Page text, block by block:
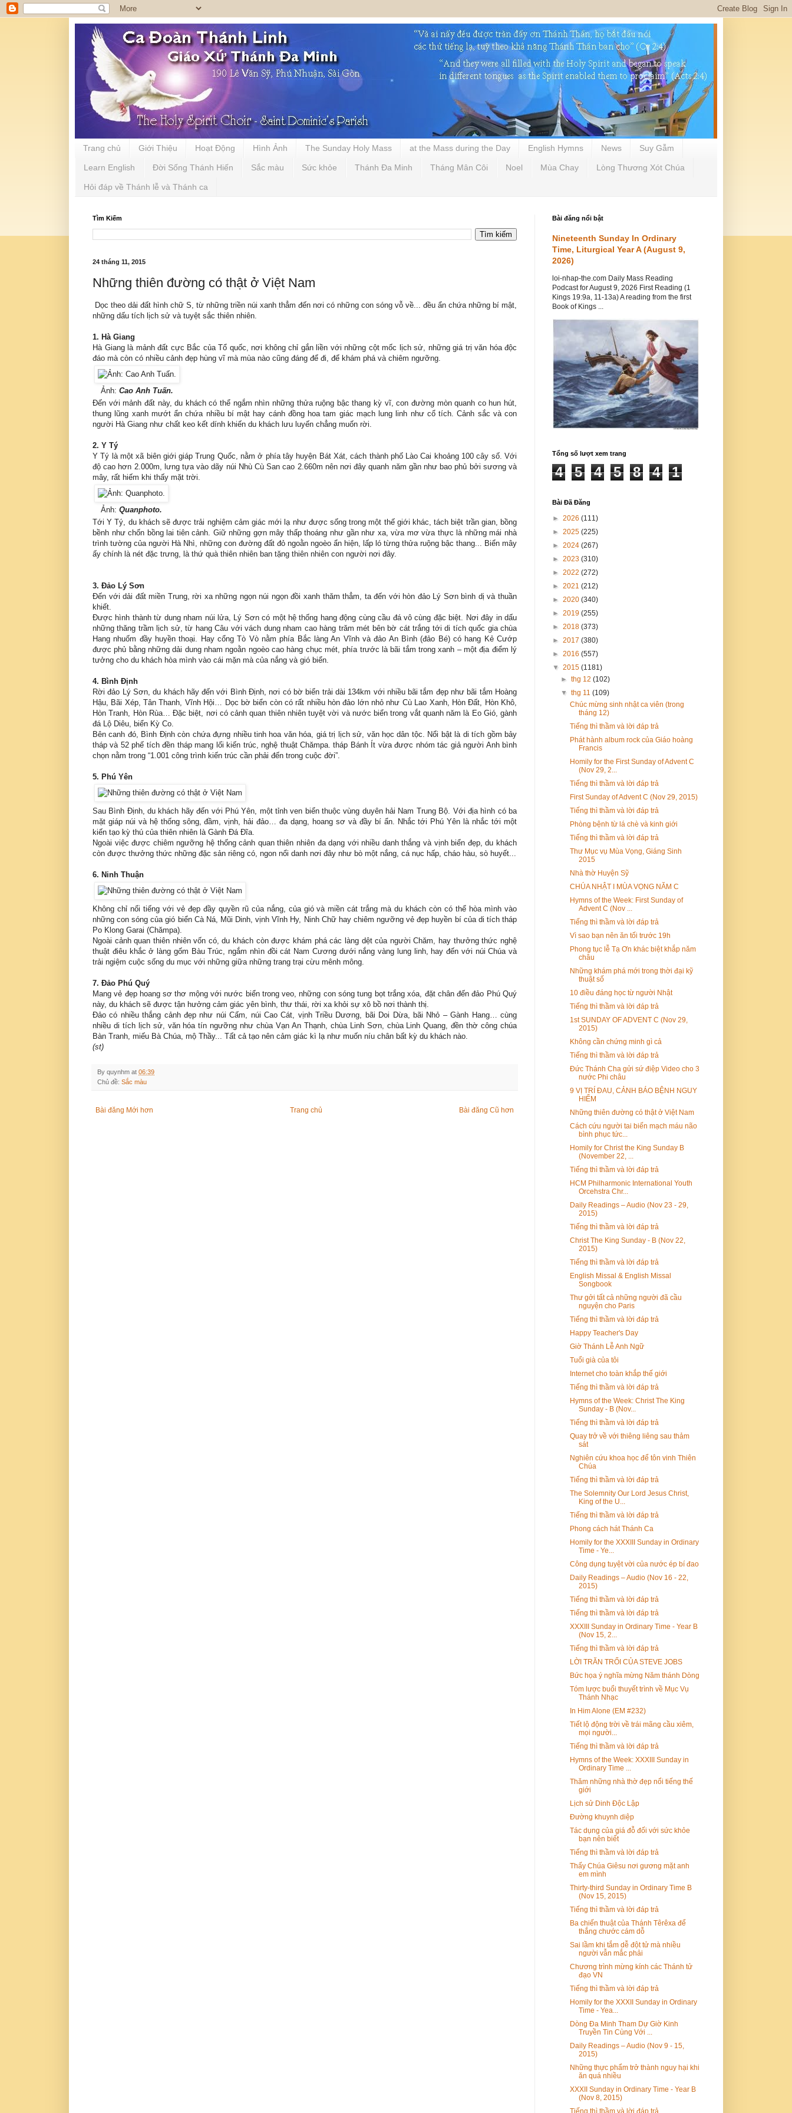
Trang chủ Giới Thiệu Hoạt Động Hình Ảnh The Sunday Holy Mass at the Mass during the Day English Hymns News Suy Gẫm
Learn English Đời Sống Thánh Hiến Sắc màu Sức khỏe Thánh Đa Minh Tháng Mân Côi Noel Mùa Chay Lòng Thương Xót Chúa
Hỏi đáp về Thánh lễ và Thánh ca
Tìm Kiếm
24 tháng 11, 2015
Những thiên đường có thật ở Việt Nam
Dọc theo dải đất hình chữ S, từ những triền núi xanh thẳm đến nơi có những con sóng vỗ về... đều ẩn chứa những bí mật,
những dấu tích lịch sử và tuyệt sắc thiên nhiên.
1. Hà Giang
Hà Giang là mảnh đất cực Bắc của Tổ quốc, nơi không chỉ gắn liền với những cột mốc lịch sử, những giá trị văn hóa độc
đáo mà còn có nhiều cảnh đẹp hùng vĩ mà mùa nào cũng đáng để đi, để khám phá và chiêm ngưỡng.
Ảnh: Cao Anh Tuấn.
Đến với mảnh đất này, du khách có thể ngắm nhìn những thửa ruộng bậc thang kỳ vĩ, con đường mòn quanh co hun hút,
thung lũng xanh mướt ẩn chứa nhiều bí mật hay cánh đồng hoa tam giác mạch lung linh như cổ tích. Cảnh sắc và con
người Hà Giang như chất keo kết dính khiến du khách lưu luyến chẳng muốn rời.
2. Y Tý
Y Tý là một xã biên giới giáp Trung Quốc, nằm ở phía tây huyện Bát Xát, cách thành phố Lào Cai khoảng 100 cây số. Với
độ cao hơn 2.000m, lưng tựa vào dãy núi Nhù Cù San cao 2.660m nên nơi đây quanh năm gần như bao phủ bởi sương và
mây, rất hiếm khi thấy mặt trời.
Ảnh: Quanphoto.
Tới Y Tý, du khách sẽ được trải nghiệm cảm giác mới lạ như được sống trong một thế giới khác, tách biệt trần gian, bồng
bềnh như chốn bồng lai tiên cảnh. Giữ những gợn mây thấp thoáng như gần như xa, vừa mơ vừa thực là những mái nhà
trình tường của người Hà Nhì, những con đường đất đỏ ngoằn ngoèo ẩn hiện, lấp ló từng thửa ruộng bậc thang... Biển mây
ấy chính là nét đặc trưng, là thứ quà thiên nhiên ban tặng thiên nhiên con người nơi đây.
3. Đảo Lý Sơn
Đến với dải đất miền Trung, rời xa những ngọn núi ngọn đồi xanh thăm thẳm, ta đến với hòn đảo Lý Sơn bình dị và thuần
khiết.
Được hình thành từ dung nham núi lửa, Lý Sơn có một hệ thống hang động cùng cầu đá vô cùng đặc biệt. Nơi đây in dấu
những thăng trầm lịch sử, từ hang Câu với vách dung nham cao hàng trăm mét bên bờ cát trắng tới di tích quốc gia chùa
Hang nhuốm đầy huyền thoại. Hay cổng Tò Vò nằm phía Bắc làng An Vĩnh và đảo An Bình (đảo Bé) có hang Kẻ Cướp
được phủ bằng những dải dung nham ngoằn ngoèo cao hàng chục mét, phía trước là bãi tắm trong xanh – một địa điểm lý
tưởng cho du khách hòa mình vào cái mặn mà của nắng và gió biển.
4. Bình Định
Rời đảo Lý Sơn, du khách hãy đến với Bình Định, nơi có bờ biển trải dài 134km với nhiều bãi tắm đẹp như bãi tắm Hoàng
Hậu, Bãi Xép, Tân Thanh, Vĩnh Hội… Dọc bờ biển còn có rất nhiều hòn đảo lớn nhỏ như Cù Lao Xanh, Hòn Đất, Hòn Khô,
Hòn Tranh, Hòn Rùa… Đặc biệt, nơi có cảnh quan thiên nhiên tuyệt vời và nước biển trong vắt quanh năm là Eo Gió, gành
đá Lộ Diêu, biển Kỳ Co.
Bên canh đó, Bình Định còn chứa đựng nhiều tinh hoa văn hóa, giá trị lịch sử, văn học dân tộc. Nổi bật là di tích gồm bảy
tháp và 52 phế tích đền tháp mang lối kiến trúc, nghệ thuật Chămpa. tháp Bánh Ít vừa được nhóm tác giả người Anh bình
chọn nằm trong “1.001 công trình kiến trúc cần phải đến trong cuộc đời”.
5. Phú Yên
Sau Bình Định, du khách hãy đến với Phú Yên, một tỉnh ven biển thuộc vùng duyên hải Nam Trung Bộ. Với địa hình có ba
mặt giáp núi và hệ thống sông, đầm, vịnh, hải đảo… đa dạng, hoang sơ và đầy bí ẩn. Nhắc tới Phú Yên là nhắc tới một
kiến tạo kỳ thú của thiên nhiên là Gành Đá Đĩa.
Ngoài việc được chiêm ngưỡng hệ thống cảnh quan thiên nhiên đa dạng với nhiều danh thắng và vịnh biển đẹp, du khách
còn được thưởng thức những đặc sản riêng có, ngon nổi danh nơi đây như bò một nắng, cá nục hấp, cháo hàu, sò huyết...
6. Ninh Thuận
Không chỉ nổi tiếng với vẻ đẹp đầy quyền rũ của nắng, của gió và miền cát trắng mà du khách còn có thể hòa mình vào
những con sóng của gió biển Cà Ná, Mũi Dinh, vịnh Vĩnh Hy, Ninh Chữ hay chiêm ngưỡng vẻ đẹp huyền bí của di tích tháp
Po Klong Garai (Chămpa).
Ngoài cảnh quan thiên nhiên vốn có, du khách còn được khám phá các làng dệt của người Chăm, hay thưởng thức nghệ
thuật điêu khắc ở làng gốm Bàu Trúc, ngắm nhìn đồi cát Nam Cương dưới nắng vàng lung linh, hay đến với núi Chúa và
trải ngiệm cuộc sống du mục với những giữa những trang trại cừu mênh mông.
7. Đảo Phú Quý
Mang vẻ đẹp hoang sơ thơ mộng với nước biển trong veo, những con sóng tung bọt trắng xóa, đặt chân đến đảo Phú Quý
này, du khách sẽ được tận hưởng cảm giác yên bình, thư thái, rời xa khỏi sự xô bồ nơi thành thị.
Đảo có nhiều thắng cảnh đẹp như núi Cấm, núi Cao Cát, vịnh Triều Dương, bãi Doi Dừa, bãi Nhỏ – Gành Hang… cùng
nhiều di tích lịch sử, văn hóa tín ngưỡng như chùa Vạn An Thạnh, chùa Linh Sơn, chùa Linh Quang, đền thờ công chúa
Bàn Tranh, miếu Bà Chúa, mộ Thầy... Tất cả tạo nên cảm giác kì lạ như muốn níu chân bất kỳ du khách nào.
(st)
By quynhm at 06:39
Chủ đề: Sắc màu
Bài đăng Mới hơn Bài đăng Cũ hơn
Trang chủ
Bài đăng nổi bật
Nineteenth Sunday In Ordinary
Time, Liturgical Year A (August 9,
2026)
loi-nhap-the.com Daily Mass Reading
Podcast for August 9, 2026 First Reading (1
Kings 19:9a, 11-13a) A reading from the first
Book of Kings ...
Tổng số lượt xem trang
4 5 4 5 8 4 1
Bài Đã Đăng
► 2026 (111)
► 2025 (225)
► 2024 (267)
► 2023 (310)
► 2022 (272)
► 2021 (212)
► 2020 (340)
► 2019 (255)
► 2018 (373)
► 2017 (380)
► 2016 (557)
▼ 2015 (1181)
►thg 12(102)
▼thg 11(109)
Chúc mừng sinh nhật ca viên (trong
tháng 12)
Tiếng thì thầm và lời đáp trả
Phát hành album rock của Giáo hoàng
Francis
Homily for the First Sunday of Advent C
(Nov 29, 2...
Tiếng thì thầm và lời đáp trả
First Sunday of Advent C (Nov 29, 2015)
Tiếng thì thầm và lời đáp trả
Phòng bệnh từ lá chè và kinh giới
Tiếng thì thầm và lời đáp trả
Thư Mục vụ Mùa Vọng, Giáng Sinh
2015
Nhà thờ Huyện Sỹ
CHÚA NHẬT I MÙA VỌNG NĂM C
Hymns of the Week: First Sunday of
Advent C (Nov ...
Tiếng thì thầm và lời đáp trả
Vì sao bạn nên ăn tối trước 19h
Phong tục lễ Tạ Ơn khác biệt khắp năm
châu
Những khám phá mới trong thời đại kỹ
thuật số
10 điều đáng học từ người Nhật
Tiếng thì thầm và lời đáp trả
1st SUNDAY OF ADVENT C (Nov 29,
2015)
Không cần chứng minh gì cả
Tiếng thì thầm và lời đáp trả
Đức Thánh Cha gửi sứ điệp Video cho 3
nước Phi châu
9 VỊ TRÍ ĐAU, CẢNH BÁO BỆNH NGUY
HIỂM
Những thiên đường có thật ở Việt Nam
Cách cứu người tai biến mạch máu não
bình phục tức...
Homily for Christ the King Sunday B
(November 22, ...
Tiếng thì thầm và lời đáp trả
HCM Philharmonic International Youth
Orcehstra Chr...
Daily Readings – Audio (Nov 23 - 29,
2015)
Tiếng thì thầm và lời đáp trả
Christ The King Sunday - B (Nov 22,
2015)
Tiếng thì thầm và lời đáp trả
English Missal & English Missal
Songbook
Thư gởi tất cả những người đã cầu
nguyện cho Paris
Tiếng thì thầm và lời đáp trả
Happy Teacher's Day
Giờ Thánh Lễ Anh Ngữ
Tuổi già của tôi
Internet cho toàn khắp thế giới
Tiếng thì thầm và lời đáp trả
Hymns of the Week: Christ The King
Sunday - B (Nov...
Tiếng thì thầm và lời đáp trả
Quay trở về với thiêng liêng sau thảm
sát
Nghiên cứu khoa học để tôn vinh Thiên
Chúa
Tiếng thì thầm và lời đáp trả
The Solemnity Our Lord Jesus Christ,
King of the U...
Tiếng thì thầm và lời đáp trả
Phong cách hát Thánh Ca
Homily for the XXXIII Sunday in Ordinary
Time - Ye...
Công dụng tuyệt vời của nước ép bí đao
Daily Readings – Audio (Nov 16 - 22,
2015)
Tiếng thì thầm và lời đáp trả
Tiếng thì thầm và lời đáp trả
XXXIII Sunday in Ordinary Time - Year B
(Nov 15, 2...
Tiếng thì thầm và lời đáp trả
LỜI TRĂN TRỐI CỦA STEVE JOBS
Bức họa ý nghĩa mừng Năm thánh Dòng
Tóm lược buổi thuyết trình về Mục Vụ
Thánh Nhạc
In Him Alone (EM #232)
Tiết lộ động trời về trái mãng cầu xiêm,
mọi người...
Tiếng thì thầm và lời đáp trả
Hymns of the Week: XXXIII Sunday in
Ordinary Time ...
Thăm những nhà thờ đẹp nổi tiếng thế
giới
Lịch sử Dinh Độc Lập
Đường khuynh diệp
Tác dụng của giá đỗ đối với sức khỏe
bạn nên biết
Tiếng thì thầm và lời đáp trả
Thấy Chúa Giêsu nơi gương mặt anh
em mình
Thirty-third Sunday in Ordinary Time B
(Nov 15, 2015)
Tiếng thì thầm và lời đáp trả
Ba chiến thuật của Thánh Têrêxa để
thắng chước cám dỗ
Sai lầm khi tắm dễ đột tử mà nhiều
người vẫn mắc phải
Chương trình mừng kính các Thánh tử
đạo VN
Tiếng thì thầm và lời đáp trả
Homily for the XXXII Sunday in Ordinary
Time - Yea...
Dòng Đa Minh Tham Dự Giờ Kinh
Truyền Tin Cùng Với ...
Daily Readings – Audio (Nov 9 - 15,
2015)
Những thực phẩm trở thành nguy hại khi
ăn quá nhiều
XXXII Sunday in Ordinary Time - Year B
(Nov 8, 2015)
Tiếng thì thầm và lời đáp trả